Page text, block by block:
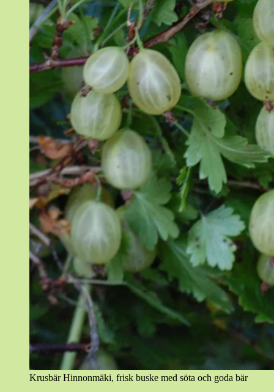
Krusbär Hinnonmäki, frisk buske med söta och goda bär